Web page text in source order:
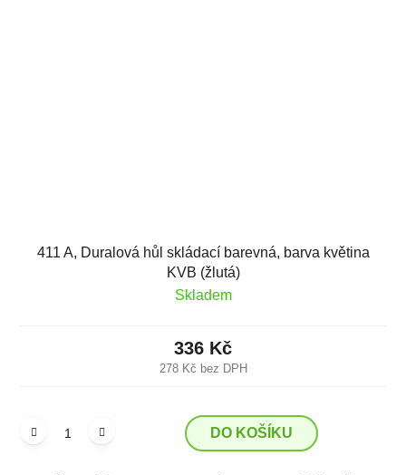
411 A, Duralová hůl skládací barevná, barva květina
KVB (žlutá)
Skladem
278 Kč bez DPH
336 Kč
DO KOŠÍKU